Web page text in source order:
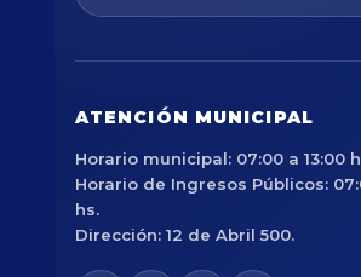
ATENCIÓN MUNICIPAL
Horario municipal: 07:00 a 13:00
Horario de Ingresos Públicos:
hs.
Dirección: 12 de Abril 500.